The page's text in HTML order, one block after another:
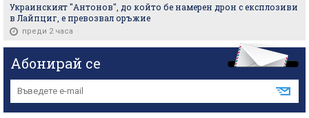
Украинският "Антонов", до който бе намерен дрон с експлозиви
в Лайпциг, е превозвал оръжие
преди 2 часа
Абонирай се